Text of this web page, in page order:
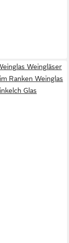
Weingläser
Ranken Weinglas
Glas